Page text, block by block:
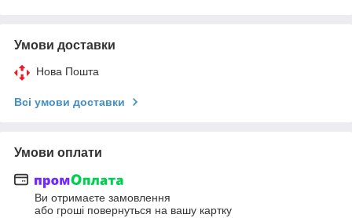
Умови доставки
Нова Пошта
Всі умови доставки
Умови оплати
Ви отримаєте замовлення
або гроші повернуться на вашу картку